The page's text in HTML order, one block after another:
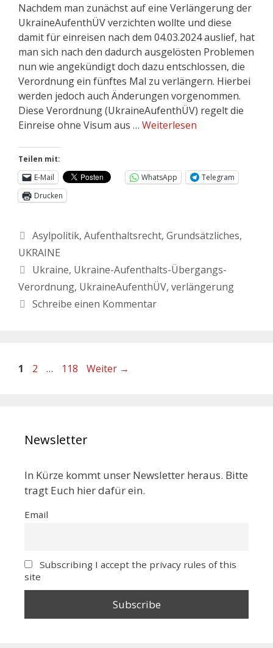
Nachdem man zunächst auf eine Verlängerung der
UkraineAufenthÜV verzichten wollte und diese
damit für einreisen nach dem 04.03.2024 auslief, hat
man sich nach den dadurch ausgelösten Problemen
nun wie angekündigt doch dazu entschlossen, die
Verordnung ein fünftes Mal zu verlängern. Hierbei
werden jedoch auch Änderungen vorgenommen.
Diese Verordnung (UkraineAufenthÜV) regelt die
Einreise ohne Visum aus … Weiterlesen
Teilen mit:
E-Mail
WhatsApp
Telegram
Drucken
Asylpolitik, Aufenthaltsrecht, Grundsätzliches,
UKRAINE
Ukraine, Ukraine-Aufenthalts-Übergangs-
Verordnung, UkraineAufenthÜV, verlängerung
Schreibe einen Kommentar
1 2 … 118 Weiter →
Newsletter
In Kürze kommt unser Newsletter heraus. Bitte
tragt Euch hier dafür ein.
Email
Subscribing I accept the privacy rules of this
site